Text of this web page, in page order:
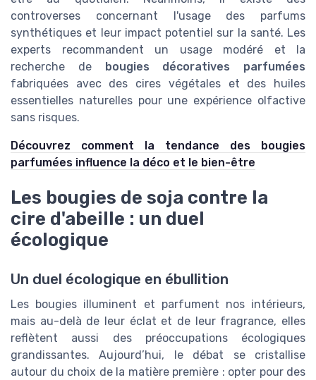
controverses concernant l'usage des parfums
synthétiques et leur impact potentiel sur la santé. Les
experts recommandent un usage modéré et la
recherche de bougies décoratives parfumées
fabriquées avec des cires végétales et des huiles
essentielles naturelles pour une expérience olfactive
sans risques.
Découvrez comment la tendance des bougies
parfumées influence la déco et le bien-être
Les bougies de soja contre la
cire d'abeille : un duel
écologique
Un duel écologique en ébullition
Les bougies illuminent et parfument nos intérieurs,
mais au-delà de leur éclat et de leur fragrance, elles
reflètent aussi des préoccupations écologiques
grandissantes. Aujourd’hui, le débat se cristallise
autour du choix de la matière première : opter pour des